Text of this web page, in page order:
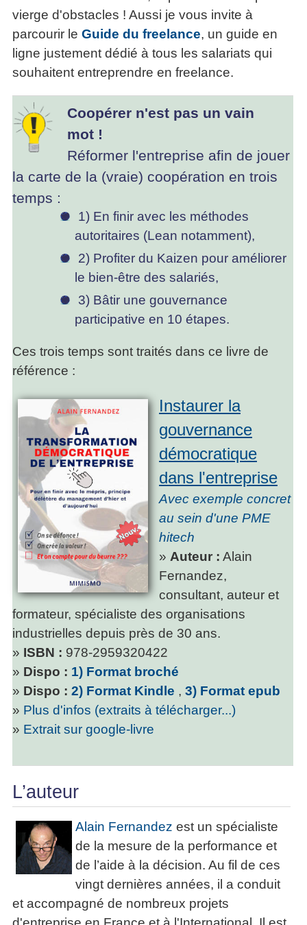
vierge d'obstacles ! Aussi je vous invite à
parcourir le Guide du freelance, un guide en
ligne justement dédié à tous les salariats qui
souhaitent entreprendre en freelance.
Coopérer n'est pas un vain
mot !
Réformer l'entreprise afin de jouer
la carte de la (vraie) coopération en trois
temps :
1) En finir avec les méthodes
autoritaires (Lean notamment),
2) Profiter du Kaizen pour améliorer
le bien-être des salariés,
3) Bâtir une gouvernance
participative en 10 étapes.
Ces trois temps sont traités dans ce livre de
référence :
Instaurer la
gouvernance
démocratique
dans l'entreprise
Avec exemple concret
au sein d'une PME
hitech
» Auteur : Alain
Fernandez,
consultant, auteur et
formateur, spécialiste des organisations
industrielles depuis près de 30 ans.
» ISBN : 978-2959320422
» Dispo : 1) Format broché
» Dispo : 2) Format Kindle , 3) Format epub
» Plus d'infos (extraits à télécharger...)
» Extrait sur google-livre
L’auteur
Alain Fernandez est un spécialiste
de la mesure de la performance et
de l’aide à la décision. Au fil de ces
vingt dernières années, il a conduit
et accompagné de nombreux projets